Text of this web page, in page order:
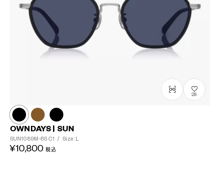
28
OWNDAYS | SUN
SUN1089M-6S C1 / Size: L
¥10,800 税込